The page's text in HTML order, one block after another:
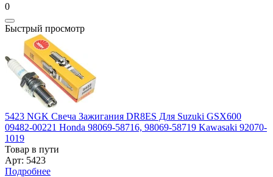
0
Быстрый просмотр
5423 NGK Свеча Зажигания DR8ES Для Suzuki GSX600
09482-00221 Honda 98069-58716, 98069-58719 Kawasaki 92070-
1019
Товар в пути
Арт: 5423
Подробнее